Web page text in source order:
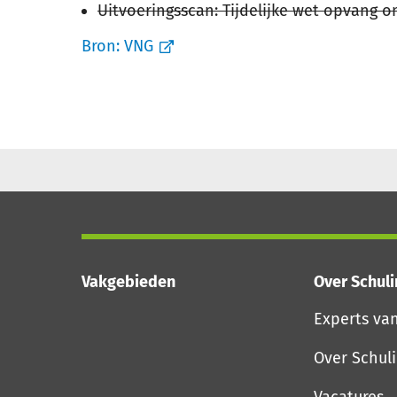
Uitvoeringsscan: Tijdelijke wet opvang
Bron: VNG
Vakgebieden
Over
Experts
Over